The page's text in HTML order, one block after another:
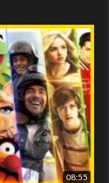
08:55